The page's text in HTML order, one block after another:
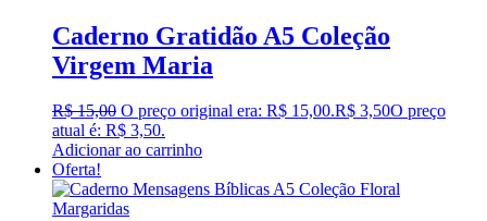
Caderno Gratidão A5 Coleção
Virgem Maria
R$15,00 O preço original era: R$ 15,00.R$ 3,50O preço
atual é: R$ 3,50.
Adicionar ao carrinho
Oferta!